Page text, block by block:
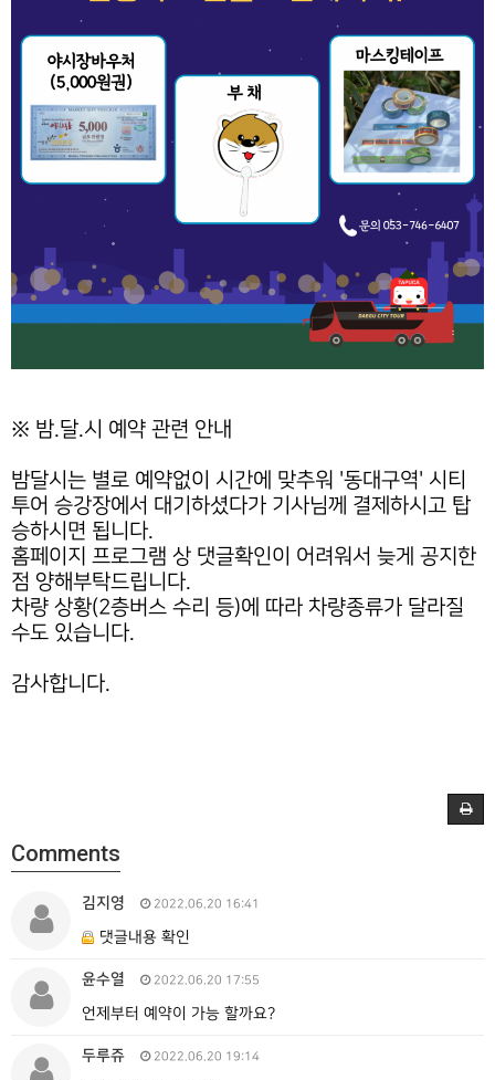
※ 밤.달.시 예약 관련 안내
밤달시는 별로 예약없이 시간에 맞추워 '동대구역' 시티
투어 승강장에서 대기하셨다가 기사님께 결제하시고 탑
승하시면 됩니다.
홈페이지 프로그램 상 댓글확인이 어려워서 늦게 공지한
점 양해부탁드립니다.
차량 상황(2층버스 수리 등)에 따라 차량종류가 달라질
수도 있습니다.
감사합니다.
Comments
김지영 2022.06.20 16:41
댓글내용 확인
윤수열 2022.06.20 17:55
언제부터 예약이 가능 할까요?
두루쥬 2022.06.20 19:14